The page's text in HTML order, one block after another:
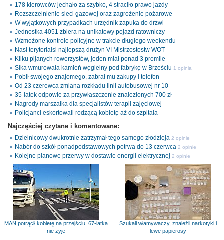
178 kierowców jechało za szybko, 4 straciło prawo jazdy
Rozszczelnienie sieci gazowej oraz zagrożenie pożarowe
W wyjątkowych przypadkach urzędnik zapuka do drzwi
Jednostka 4051 zbiera na unikatowy pojazd ratowniczy
Wzmożone kontrole policyjne w trakcie długiego weekendu
Nasi terytorialsi najlepszą drużyn VI Mistrzostostw WOT
Kilku pijanych rowerzystów, jeden miał ponad 3 promile
Sika wmurowała kamień węgielny pod fabrykę w Brześciu 1 opinia
Pobił swojego znajomego, zabrał mu zakupy i telefon
Od 23 czerewca zmiana rozkładu linii autobusowej nr 10
35-latek odpowie za przywłaszczenie znalezionych 700 zł
Nagrody marszałka dla specjalistów terapii zajęciowej
Policjanci eskortowali rodzącą kobietę aż do szpitala
Najczęściej czytane i komentowane:
Dzielnicowy dwukrotnie zatrzymał tego samego złodzieja 2 opinie
Nabór do szkół ponadpodstawowych potrwa do 13 czerwca 2 opinie
Kolejne planowe przerwy w dostawie energii elektrycznej 2 opinie
MAN potrącił kobietę na przejściu. 67-latka
nie żyje
Szukali włamywaczy, znaleźli narkotyki i
lewe papierosy